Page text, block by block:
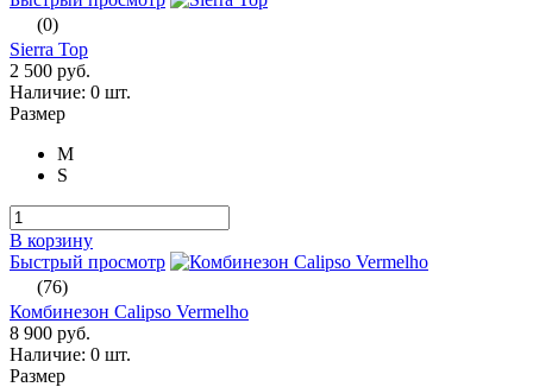
(0)
Sierra Top
2 500 руб.
Наличие: 0 шт.
Размер
M
S
В корзину
Быстрый просмотр
(76)
Комбинезон Calipso Vermelho
8 900 руб.
Наличие: 0 шт.
Размер